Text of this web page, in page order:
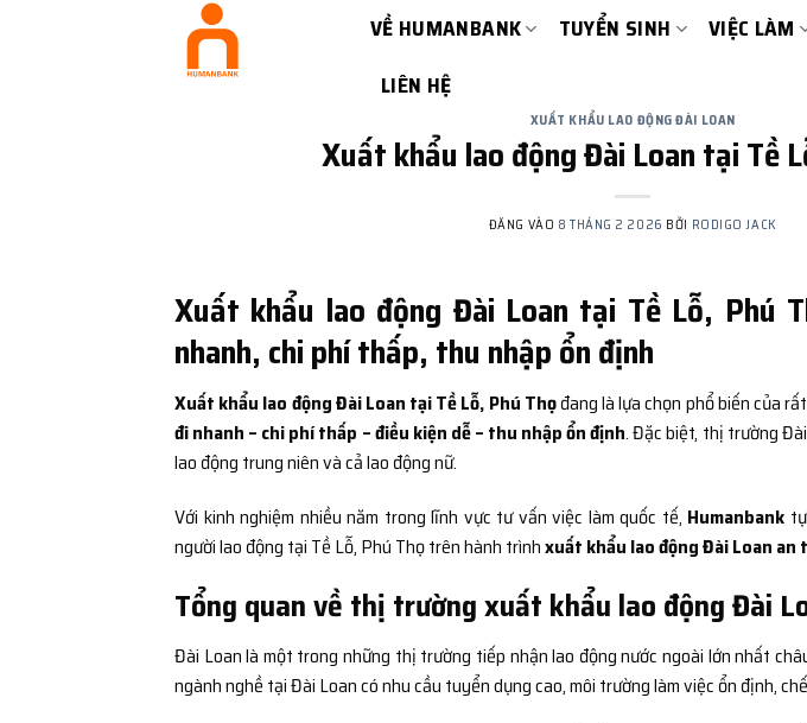
VỀ HUMANBANK TUYỂN SINH VIỆC LÀM
LIÊN HỆ
XUẤT KHẨU LAO ĐỘNG ĐÀI LOAN
Xuất khẩu lao động Đài Loan tại Tề
ĐĂNG VÀO 8 THÁNG 2 2026 BỞI RODIGO JACK
Xuất khẩu lao động Đài Loan tại Tề Lỗ, Phú
nhanh, chi phí thấp, thu nhập ổn định
Xuất khẩu lao động Đài Loan tại Tề Lỗ, Phú Thọđang là lựa chọn phổ biến của
đi nhanh – chi phí thấp – điều kiện dễ – thu nhập ổn định. Đặc biệt, thị trường
lao động trung niên và cả lao động nữ.
Với kinh nghiệm nhiều năm trong lĩnh vực tư vấn việc làm quốc tế, Humanbank
người lao động tại Tề Lỗ, Phú Thọ trên hành trìnhxuất khẩu lao động Đài Loan an
Tổng quan về thị trường xuất khẩu lao động Đài
Đài Loan là một trong những thị trường tiếp nhận lao động nước ngoài lớn nhất
ngành nghề tại Đài Loan có nhu cầu tuyển dụng cao, môi trường làm việc ổn định,